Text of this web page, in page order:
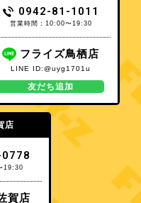
0942-81-1011
営業時間：10:00〜19:30
フライズ鳥栖店
LINE ID:@uyg1701u
友だち追加
店
19:30
賀店